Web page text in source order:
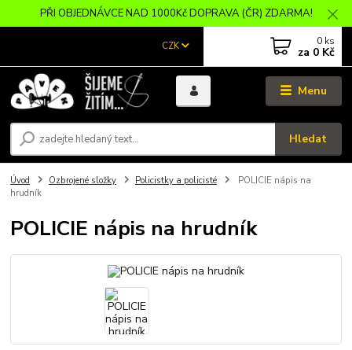
PŘI OBJEDNÁVCE NAD 1000Kč DOPRAVA (ČR) ZDARMA!
Menu
CZK
Hledat
0 ks
za 0 Kč
Úvod Ozbrojené složky Policistky a policisté
POLICIE nápis na
hrudník
POLICIE nápis na hrudník